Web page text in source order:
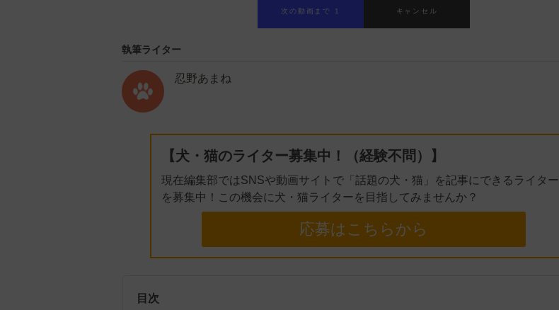
00:00 01:38
執筆ライター
忍野あまね
【犬・猫のライター募集中！（経験不問）】
現在編集部ではSNSや動画サイトで「話題の犬・猫」を記事にできるライター
を募集中！この機会に犬・猫ライターを目指してみませんか？
応募はこちらから
目次